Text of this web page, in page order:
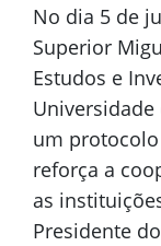
No dia 5 de
Superior
Estudos e
Universidade
um
reforça a
as
Presidente